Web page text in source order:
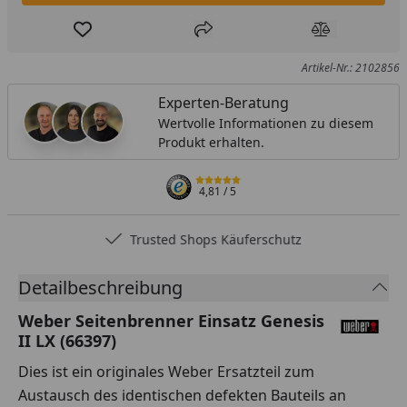
Produkt zur Wunschliste hinzufügen
Teilen Produkt
Artikel-Nr.: 2102856
Experten-Beratung
Wertvolle Informationen zu diesem
Produkt erhalten.
4,81/ 5
Trusted Shops Käuferschutz
Detailbeschreibung
Weber Seitenbrenner Einsatz Genesis
II LX (66397)
Dies ist ein originales Weber Ersatzteil zum
Austausch des identischen defekten Bauteils an